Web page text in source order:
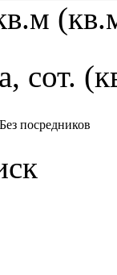
сот.
Без посредников